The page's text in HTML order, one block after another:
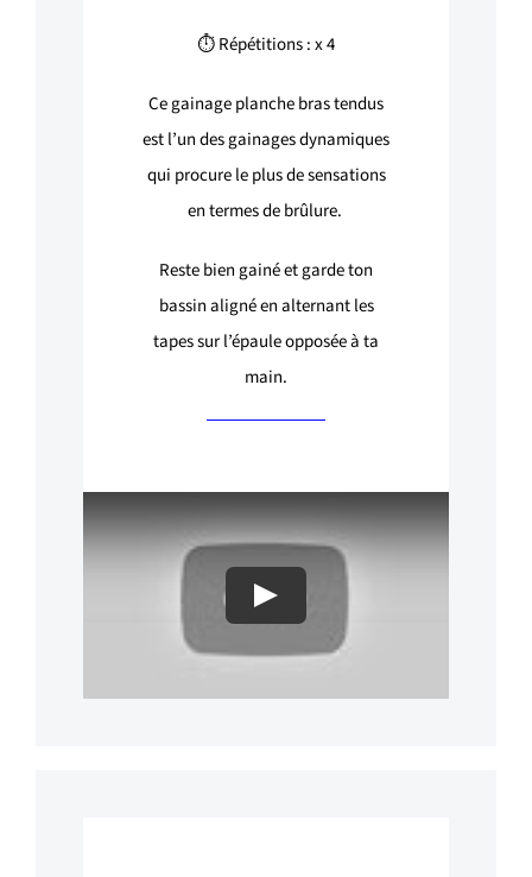
⏱ Répétitions : x 4
Ce gainage planche bras tendus
est l’un des gainages dynamiques
qui procure le plus de sensations
en termes de brûlure.
Reste bien gainé et garde ton
bassin aligné en alternant les
tapes sur l’épaule opposée à ta
main.
Play